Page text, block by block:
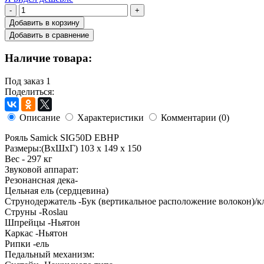
-
+
Добавить в корзину
Добавить в сравнение
Наличие товара:
Под заказ 1
Поделиться:
Описание Характеристики
Комментарии (0)
Рояль Samick SIG50D EBHP
Размеры:(ВхШхГ) 103 х 149 х 150
Вес - 297 кг
Звуковой аппарат:
Резонансная дека-
Цельная ель (сердцевина)
Струнодержатель -Бук (вертикальное расположение волокон)/
Струны -Roslau
Шпрейцы -Ньятон
Каркас -Ньятон
Рипки -ель
Педальный механизм: